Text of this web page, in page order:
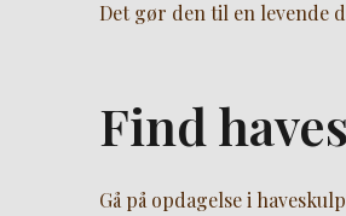
Det gør den til en levende
Find
Gå på opdagelse i